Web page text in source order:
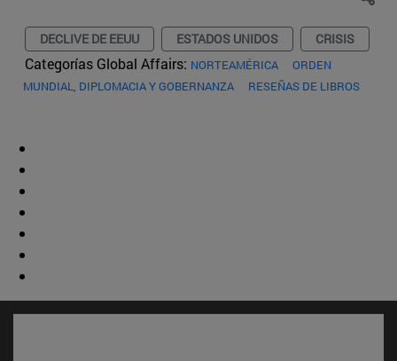
DECLIVE DE EEUU ESTADOS UNIDOS CRISIS
Categorías Global Affairs: NORTEAMÉRICA
ORDEN
MUNDIAL, DIPLOMACIA Y GOBERNANZA
RESEÑAS DE LIBROS